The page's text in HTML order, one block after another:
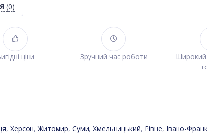
(0)
ціни Зручний час роботи
, Херсон, Житомир, Суми, Хмельницький, Рівне, Івано-